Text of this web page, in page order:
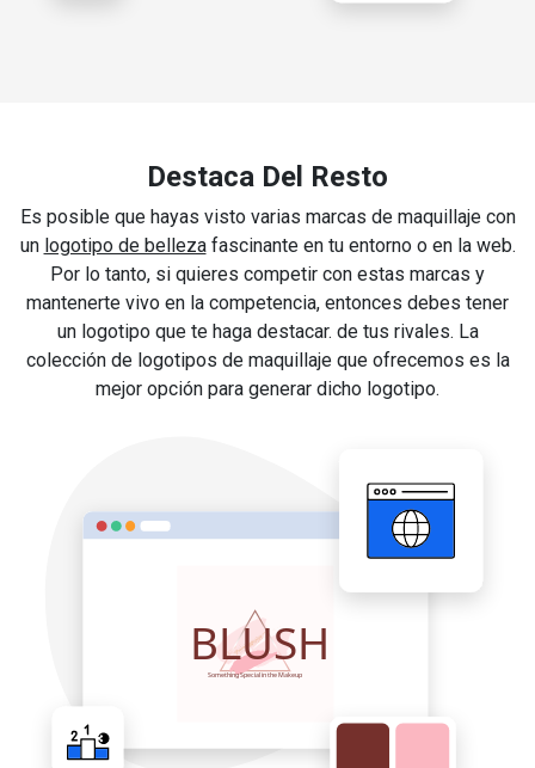
Destaca Del Resto
Es posible que hayas visto varias marcas de maquillaje con
un logotipo de bellezafascinante en tu entorno o en la web.
Por lo tanto, si quieres competir con estas marcas y
mantenerte vivo en la competencia, entonces debes tener
un logotipo que te haga destacar. de tus rivales. La
colección de logotipos de maquillaje que ofrecemos es la
mejor opción para generar dicho logotipo.